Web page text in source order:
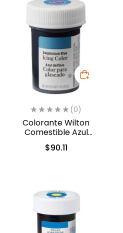
(0)
Colorante Wilton
Comestible Azul
Delfin/Delphinium Blue
28.3gr. (610-228)
$90.11